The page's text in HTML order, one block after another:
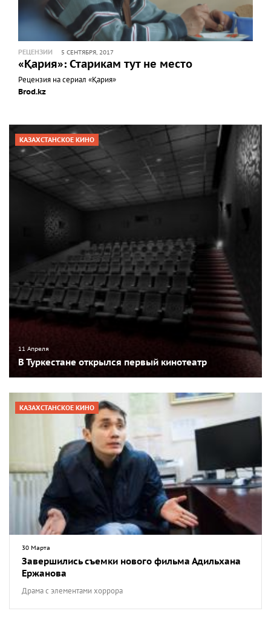
РЕЦЕНЗИИ 5 СЕНТЯБРЯ, 2017
«Қария»: Старикам тут не место
Рецензия на сериал «Қария»
Brod.kz
КАЗАХСТАНСКОЕ КИНО
11 Апреля
В Туркестане открылся первый кинотеатр
КАЗАХСТАНСКОЕ КИНО
30 Марта
Завершились съемки нового фильма Адильхана
Ержанова
Драма с элементами хоррора